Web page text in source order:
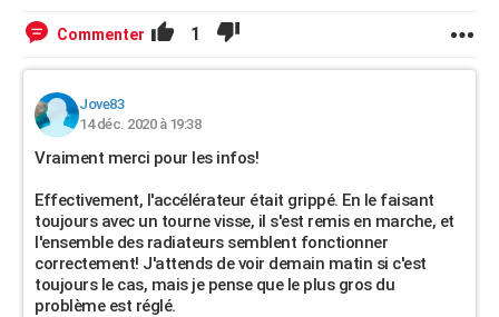
Commenter 1
Jove83
14 déc. 2020 à 19:38
Vraiment merci pour les infos!
Effectivement, l'accélérateur était grippé. En le faisant
toujours avec un tourne visse, il s'est remis en marche, et
l'ensemble des radiateurs semblent fonctionner
correctement! J'attends de voir demain matin si c'est
toujours le cas, mais je pense que le plus gros du
problème est réglé.